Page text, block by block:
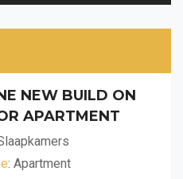
NEW BUILD ON
APARTMENT
: Apartment